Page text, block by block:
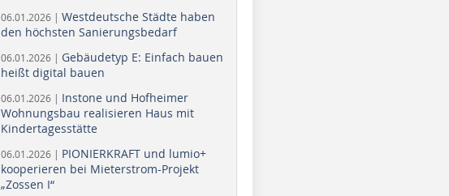
06.01.2026 | Westdeutsche Städte haben
den höchsten Sanierungsbedarf
06.01.2026 | Gebäudetyp E: Einfach bauen
heißt digital bauen
06.01.2026 | Instone und Hofheimer
Wohnungsbau realisieren Haus mit
Kindertagesstätte
06.01.2026 | PIONIERKRAFT und lumio+
kooperieren bei Mieterstrom-Projekt
„Zossen I“